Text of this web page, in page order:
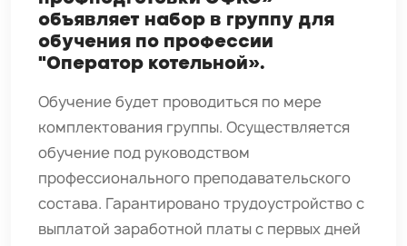
объявляет набор в группу для
обучения по профессии
"Оператор котельной».
Обучение будет проводиться по мере
комплектования группы. Осуществляется
обучение под руководством
профессионального преподавательского
состава. Гарантировано трудоустройство с
выплатой заработной платы с первых дней